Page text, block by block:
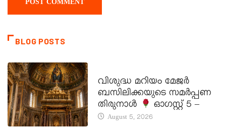
BLOG POSTS
വിശുദ്ധ മറിയം മേജർ
ബസിലിക്കയുടെ സമർപ്പണ
തിരുനാൾ
ഓഗസ്റ്റ് 5 –
August 5, 2026